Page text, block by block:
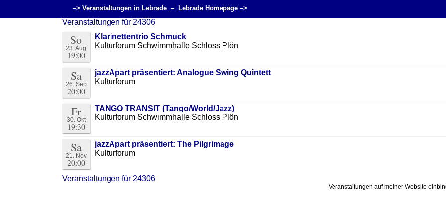
–> Veranstaltungen in Lebrade – Lebrade Homepage –>
Veranstaltungen für 24306
So
23. Aug
19:00
Klarinettentrio Schmuck
Kulturforum Schwimmhalle Schloss Plön
Sa
26. Sep
20:00
jazzApart präsentiert: Analogue Swing Quintett
Kulturforum
Fr
30. Okt
19:30
TANGO TRANSIT (Tango/World/Jazz)
Kulturforum Schwimmhalle Schloss Plön
Sa
21. Nov
20:00
jazzApart präsentiert: The Pilgrimage
Kulturforum
Veranstaltungen für 24306
Veranstaltungen auf meiner Website